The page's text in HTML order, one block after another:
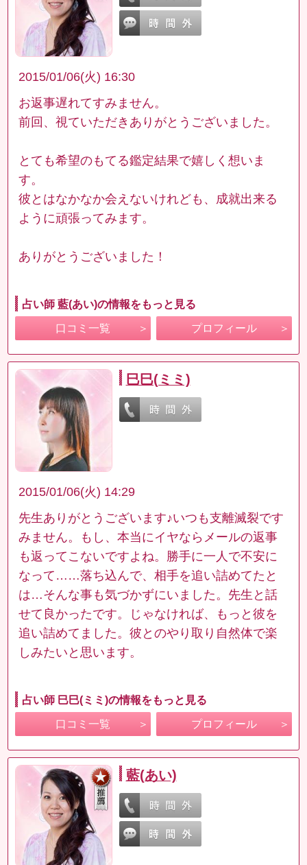
2015/01/06(火) 16:30
お返事遅れてすみません。
前回、視ていただきありがとうございました。
とても希望のもてる鑑定結果で嬉しく想いま
す。
彼とはなかなか会えないけれども、成就出来る
ように頑張ってみます。
ありがとうございました！
占い師 藍(あい)の情報をもっと見る
口コミ一覧 プロフィール
巳巳(ミミ)
2015/01/06(火) 14:29
先生ありがとうございます♪いつも支離滅裂です
みません。もし、本当にイヤならメールの返事
も返ってこないですよね。勝手に一人で不安に
なって……落ち込んで、相手を追い詰めてたと
は…そんな事も気づかずにいました。先生と話
せて良かったです。じゃなければ、もっと彼を
追い詰めてました。彼とのやり取り自然体で楽
しみたいと思います。
占い師 巳巳(ミミ)の情報をもっと見る
口コミ一覧 プロフィール
藍(あい)